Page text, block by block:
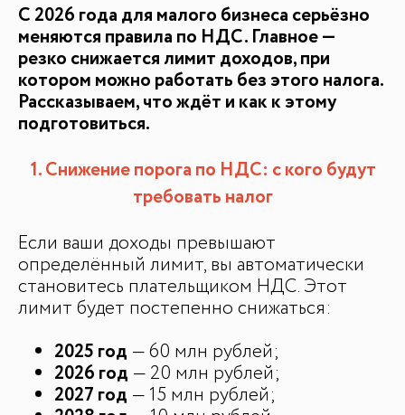
С 2026 года для малого бизнеса серьёзно
меняются правила по НДС. Главное —
резко снижается лимит доходов, при
котором можно работать без этого налога.
Рассказываем, что ждёт и как к этому
подготовиться.
1. Снижение порога по НДС: с кого будут
требовать налог
Если ваши доходы превышают
определённый лимит, вы автоматически
становитесь плательщиком НДС. Этот
лимит будет постепенно снижаться:
2025 год — 60 млн рублей;
2026 год — 20 млн рублей;
2027 год — 15 млн рублей;